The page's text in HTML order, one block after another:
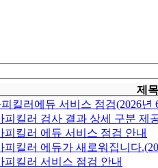
제목
킬러에듀 서비스 점검(2026년
피킬러 검사 결과 상세 구분 제
피킬러 에듀 서비스 점검 안내
피킬러 에듀가 새로워집니다
피킬러 서비스 점검 안내